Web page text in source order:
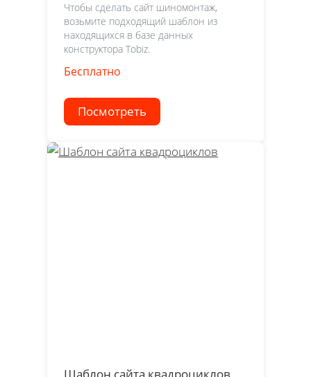
Чтобы сделать сайт шиномонтаж,
возьмите подходящий шаблон из
находящихся в базе данных
конструктора Tobiz.
Бесплатно
Посмотреть